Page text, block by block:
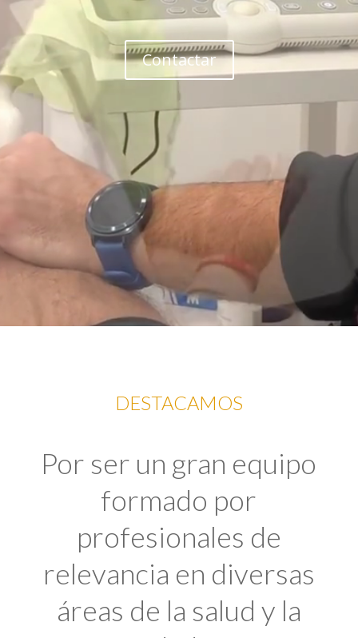
Contactar
DESTACAMOS
Por ser un gran equipo
formado por
profesionales de
relevancia en diversas
áreas de la salud y la